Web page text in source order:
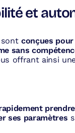
et
conçues
sans
offrant ainsi
ses paramètres